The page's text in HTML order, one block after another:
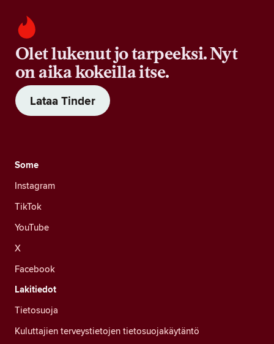
Olet lukenut jo tarpeeksi. Nyt
on aika kokeilla itse.
Lataa Tinder
Some
Instagram
TikTok
YouTube
X
Facebook
Lakitiedot
Tietosuoja
Kuluttajien terveystietojen tietosuojakäytäntö